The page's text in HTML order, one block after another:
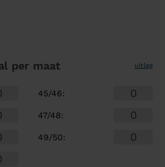
per maat uitleg
45/46:
47/48:
49/50: